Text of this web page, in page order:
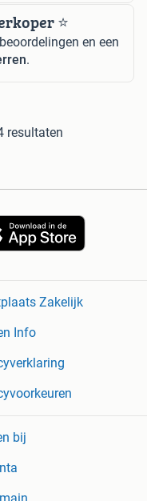
⭐️
beoordelingen en een
.
resultaten
Zakelijk
Info
bij